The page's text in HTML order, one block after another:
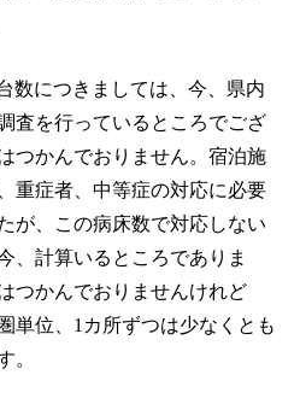
数につきましては、今、県内
査を行っているところでござ
つかんでおりません。宿泊施
重症者、中等症の対応に必要
が、この病床数で対応しない
、計算いるところでありま
つかんでおりませんけれど
単位、1カ所ずつは少なくとも
。